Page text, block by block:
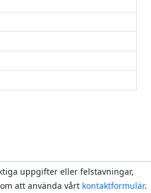
uppgifter eller felstavningar,
att använda vårt kontaktformulär.